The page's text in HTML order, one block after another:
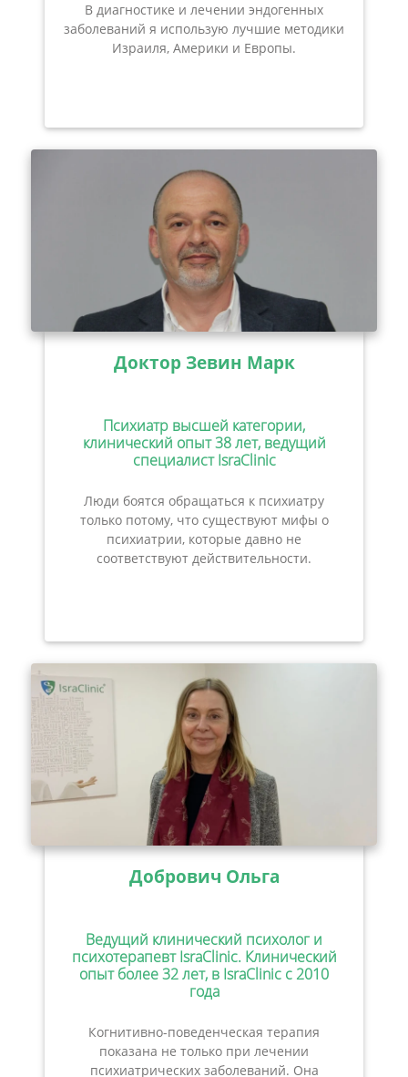
В диагностике и лечении эндогенных
заболеваний я использую лучшие методики
Израиля, Америки и Европы.
Доктор Зевин Марк
Психиатр высшей категории,
клинический опыт 38 лет, ведущий
специалист IsraClinic
Люди боятся обращаться к психиатру
только потому, что существуют мифы о
психиатрии, которые давно не
соответствуют действительности.
Добрович Ольга
Ведущий клинический психолог и
психотерапевт IsraClinic. Клинический
опыт более 32 лет, в IsraClinic с 2010
года
Когнитивно-поведенческая терапия
показана не только при лечении
психиатрических заболеваний. Она